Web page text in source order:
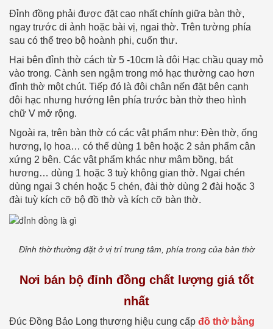
Đỉnh đồng phải được đặt cao nhất chính giữa bàn thờ,
ngay trước di ảnh hoặc bài vị, ngai thờ. Trên tường phía
sau có thể treo bộ hoành phi, cuốn thư.
Hai bên đỉnh thờ cách từ 5 -10cm là đôi Hạc chầu quay mỏ
vào trong. Cành sen ngậm trong mỏ hạc thường cao hơn
đỉnh thờ một chút. Tiếp đó là đôi chân nến đặt bên cạnh
đôi hạc nhưng hướng lên phía trước bàn thờ theo hình
chữ V mở rộng.
Ngoài ra, trên bàn thờ có các vật phẩm như: Đèn thờ, ống
hương, lọ hoa… có thể dùng 1 bên hoặc 2 sản phẩm cân
xứng 2 bên. Các vật phẩm khác như mâm bồng, bát
hương… dùng 1 hoặc 3 tuỳ không gian thờ. Ngai chén
dùng ngai 3 chén hoặc 5 chén, đài thờ dùng 2 đài hoặc 3
đài tuỳ kích cỡ bộ đồ thờ và kích cỡ bàn thờ.
Đỉnh thờ thường đặt ở vị trí trung tâm, phía trong của bàn thờ
Nơi bán bộ đỉnh đồng chất lượng giá tốt
nhất
Đúc Đồng Bảo Long thương hiệu cung cấp đồ thờ bằng